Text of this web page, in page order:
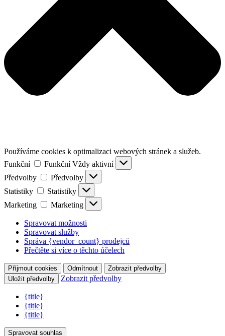
Používáme cookies k optimalizaci webových stránek a služeb.
Funkční
Funkční Vždy aktivní
Předvolby
Předvolby
Statistiky
Statistiky
Marketing
Marketing
Spravovat možnosti
Spravovat služby
Správa {vendor_count} prodejců
Přečtěte si více o těchto účelech
Příjmout cookies Odmítnout
Zobrazit předvolby
Uložit předvolby
Zobrazit předvolby
{title}
{title}
{title}
Spravovat souhlas